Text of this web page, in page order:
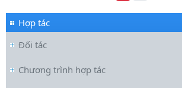
Hợp tác
Đối tác
Chương trình hợp tác